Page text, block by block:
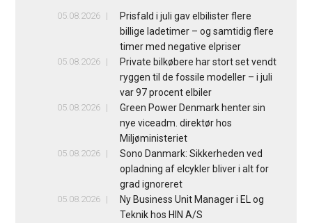
05.08.2026
Prisfald i juli gav elbilister flere
billige ladetimer – og samtidig flere
timer med negative elpriser
05.08.2026
Private bilkøbere har stort set vendt
ryggen til de fossile modeller – i juli
var 97 procent elbiler
05.08.2026
Green Power Denmark henter sin
nye viceadm. direktør hos
Miljøministeriet
05.08.2026
Sono Danmark: Sikkerheden ved
opladning af elcykler bliver i alt for
grad ignoreret
05.08.2026
Ny Business Unit Manager i EL og
Teknik hos HIN A/S